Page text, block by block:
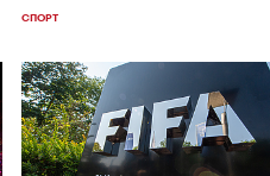
СПОРТ